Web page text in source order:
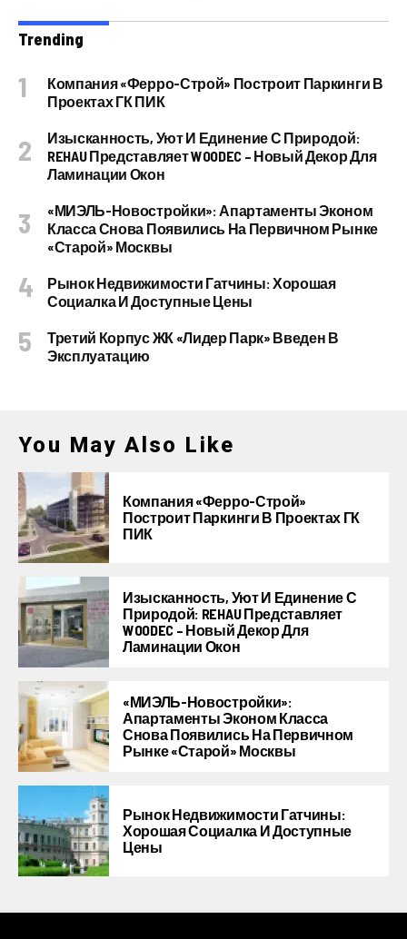
Trending
Компания «Ферро-Строй» Построит Паркинги В
Проектах ГК ПИК
Изысканность, Уют И Единение С Природой:
REHAU Представляет WOODEC – Новый Декор Для
Ламинации Окон
«МИЭЛЬ-Новостройки»: Апартаменты Эконом
Класса Снова Появились На Первичном Рынке
«старой» Москвы
Рынок Недвижимости Гатчины: Хорошая
Социалка И Доступные Цены
Третий Корпус ЖК «Лидер Парк» Введен В
Эксплуатацию
You May Also Like
Компания «Ферро-Строй»
Построит Паркинги В Проектах ГК
ПИК
Изысканность, Уют И Единение С
Природой: REHAU Представляет
WOODEC – Новый Декор Для
Ламинации Окон
«МИЭЛЬ-Новостройки»:
Апартаменты Эконом Класса
Снова Появились На Первичном
Рынке «старой» Москвы
Рынок Недвижимости Гатчины:
Хорошая Социалка И Доступные
Цены